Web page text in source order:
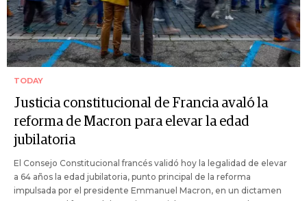
TODAY
Justicia constitucional de Francia avaló la
reforma de Macron para elevar la edad
jubilatoria
El Consejo Constitucional francés validó hoy la legalidad de elevar
a 64 años la edad jubilatoria, punto principal de la reforma
impulsada por el presidente Emmanuel Macron, en un dictamen